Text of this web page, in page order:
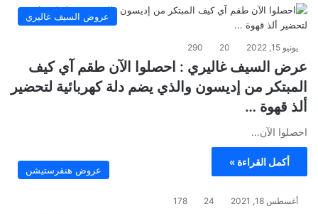
عروض السيف غاليري
يونيو 15, 2022 20
290
عرض السيف غاليري : احصلوا الآن طقم آي كيف
المبتكر من إديسون والذي يضم دلة كهربائية لتحضير
ألذ قهوة …
احصلوا الآن…
أكمل القراءة »
عروض هنقرستيشن
أغسطس 18, 2021 24
178